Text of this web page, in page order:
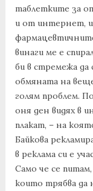
таблетките за
и от интернет,
винаги ме е
би в стремежа да
обмяната на
голям проблем.
оня ден видях в
плакат, – на
Байкова
в реклама си е
Само че се
които трябва да